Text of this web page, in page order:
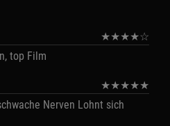
★★★★☆
top Film
★★★★★
Nerven Lohnt sich